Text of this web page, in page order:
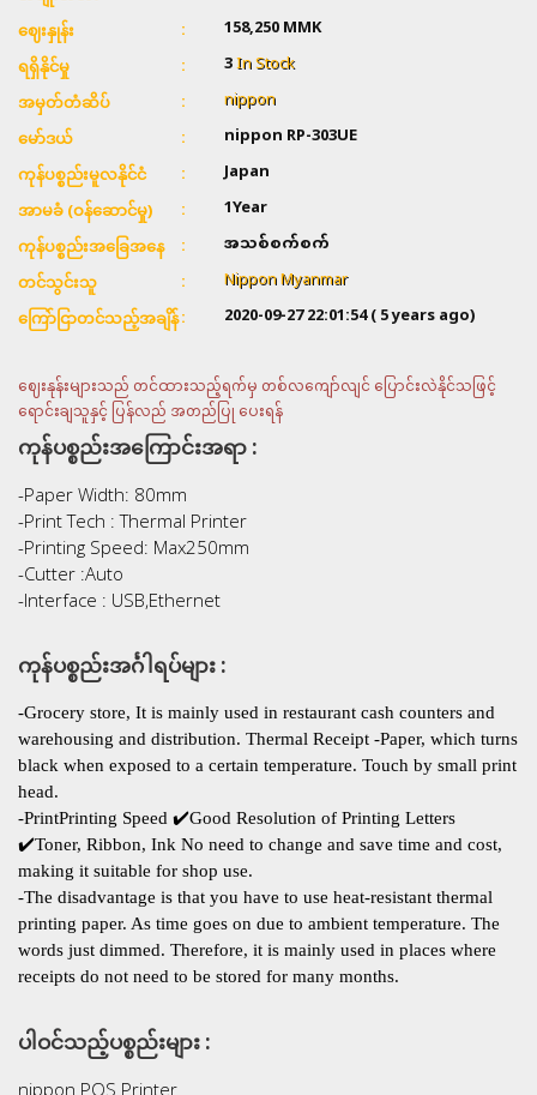
ဈေးနှုန်း 158,250 MMK
ရရှိနိုင်မှု 3In Stock
အမှတ်တံဆိပ် nippon
မော်ဒယ် nippon RP-303UE
ကုန်ပစ္စည်းမူလနိုင်ငံ Japan
အာမခံ (ဝန်ဆောင်မှု) 1Year
ကုန်ပစ္စည်းအခြေအနေ အသစ်စက်စက်
တင်သွင်းသူ Nippon Myanmar
ကြော်ငြာတင်သည့်အချိန် 2020-09-27 22:01:54( 5 years ago)
ဈေးနုန်းများသည် တင်ထားသည့်ရက်မှ တစ်လကျော်လျင် ပြောင်းလဲနိုင်သဖြင့်
ရောင်းချသူနှင့် ပြန်လည် အတည်ပြု ပေးရန်
ကုန်ပစ္စည်းအကြောင်းအရာ :
-Paper Width: 80mm
-Print Tech : Thermal Printer
-Printing Speed: Max250mm
-Cutter :Auto
-Interface : USB,Ethernet
ကုန်ပစ္စည်းအင်္ဂါရပ်များ :
-Grocery store, It is mainly used in restaurant cash counters and
warehousing and distribution. Thermal Receipt -Paper, which turns
black when exposed to a certain temperature. Touch by small print
head.
-Print️Printing Speed ​​✔️Good Resolution of Printing Letters
✔️Toner, Ribbon, Ink No need to change and save time and cost,
making it suitable for shop use.
-The disadvantage is that you have to use heat-resistant thermal
printing paper. As time goes on due to ambient temperature. The
words just dimmed. Therefore, it is mainly used in places where
receipts do not need to be stored for many months.
ပါဝင်သည့်ပစ္စည်းများ :
nippon POS Printer